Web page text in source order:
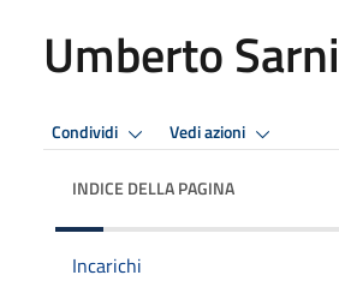
Umberto Sarni
Condividi Vedi azioni
INDICE DELLA PAGINA
Incarichi